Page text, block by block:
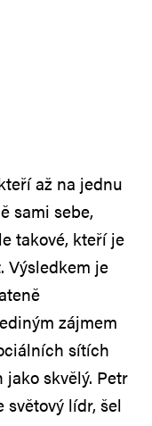
až na jednu
sami sebe,
takové, kteří je
Výsledkem je
zájmem
sítích
skvělý. Petr
lídr, šel